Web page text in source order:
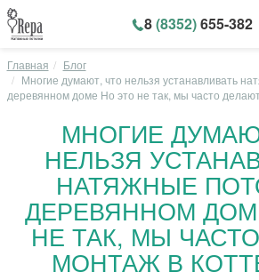
8(8352)655-382
Главная
Блог
Многие думают, что нельзя устанавливать
деревянном доме Но это не так, мы часто
МНОГИЕ
НЕЛЬЗЯ
НАТЯЖНЫЕ
ДЕРЕВЯННОМ
НЕ ТАК, МЫ
МОНТАЖ В